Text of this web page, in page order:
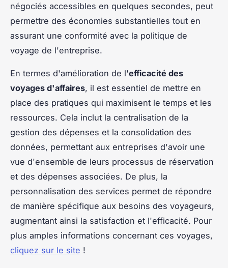
négociés accessibles en quelques secondes, peut
permettre des économies substantielles tout en
assurant une conformité avec la politique de
voyage de l'entreprise.
En termes d'amélioration de l'efficacité des
voyages d'affaires, il est essentiel de mettre en
place des pratiques qui maximisent le temps et les
ressources. Cela inclut la centralisation de la
gestion des dépenses et la consolidation des
données, permettant aux entreprises d'avoir une
vue d'ensemble de leurs processus de réservation
et des dépenses associées. De plus, la
personnalisation des services permet de répondre
de manière spécifique aux besoins des voyageurs,
augmentant ainsi la satisfaction et l'efficacité. Pour
plus amples informations concernant ces voyages,
cliquez sur le site !